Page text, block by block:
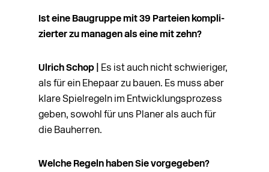
Ist eine Baugruppe mit 39 Parteien kompli­
zierter zu managen als eine mit zehn?
Ulrich Schop |
Es ist auch nicht schwieriger,
als für ein Ehepaar zu bauen. Es muss aber
klare Spielregeln im Entwicklungsprozess
geben, sowohl für uns Planer als auch für
die Bauherren.
Welche Regeln haben Sie vorgegeben?